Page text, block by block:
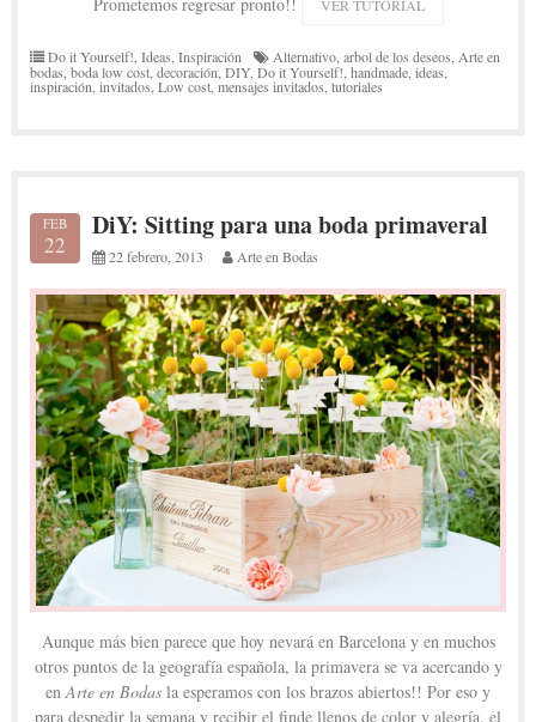
VER TUTORIAL
Do it Yourself! Ideas Inspiración Alternativo arbol de los deseos Arte en
bodas boda low cost decoración DIY Do it Yourself! handmade ideas
inspiración invitados, Low cost mensajes invitados tutoriales
FEB
22
DiY: Sitting para una boda primaveral
22 febrero, 2013 Arte en Bodas
Aunque más bien parece que hoy nevará en Barcelona y en muchos
otros puntos de la geografía española, la primavera se va acercando y
en Arte en Bodas la esperamos con los brazos abiertos!! Por eso y
para despedir la semana y recibir el finde llenos de color y alegría, el